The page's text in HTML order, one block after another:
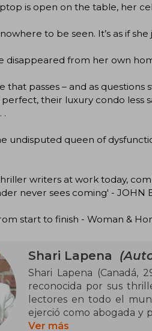
is open on the table, her
to be seen. It’s as if
disappeared from her own
that passes – and as
perfect, their luxury condo less
.
undisputed queen of
writers at work today,
never sees coming' - JOHN
start to finish - Woman &
Shari Lapena
Shari Lapena (Canadá,
reconocida por sus
lectores en todo el
ejerció como abogada y
novelas de corte más
Ver más